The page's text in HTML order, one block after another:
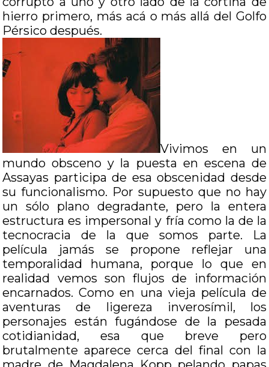
hierro primero, más acá o más allá del Golfo
Pérsico después.
Vivimos en un
mundo obsceno y la puesta en escena de
Assayas participa de esa obscenidad desde
su funcionalismo. Por supuesto que no hay
un sólo plano degradante, pero la entera
estructura es impersonal y fría como la de la
tecnocracia de la que somos parte. La
película jamás se propone reflejar una
temporalidad humana, porque lo que en
realidad vemos son flujos de información
encarnados. Como en una vieja película de
aventuras de ligereza inverosímil, los
personajes están fugándose de la pesada
cotidianidad, esa que breve pero
brutalmente aparece cerca del final con la